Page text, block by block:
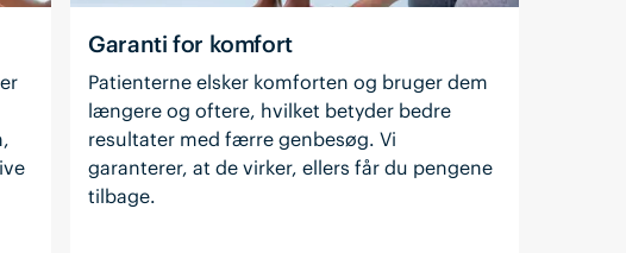
Garanti for komfort
Patienterne elsker komforten og bruger dem
længere og oftere, hvilket betyder bedre
resultater med færre genbesøg. Vi
garanterer, at de virker, ellers får du pengene
tilbage.